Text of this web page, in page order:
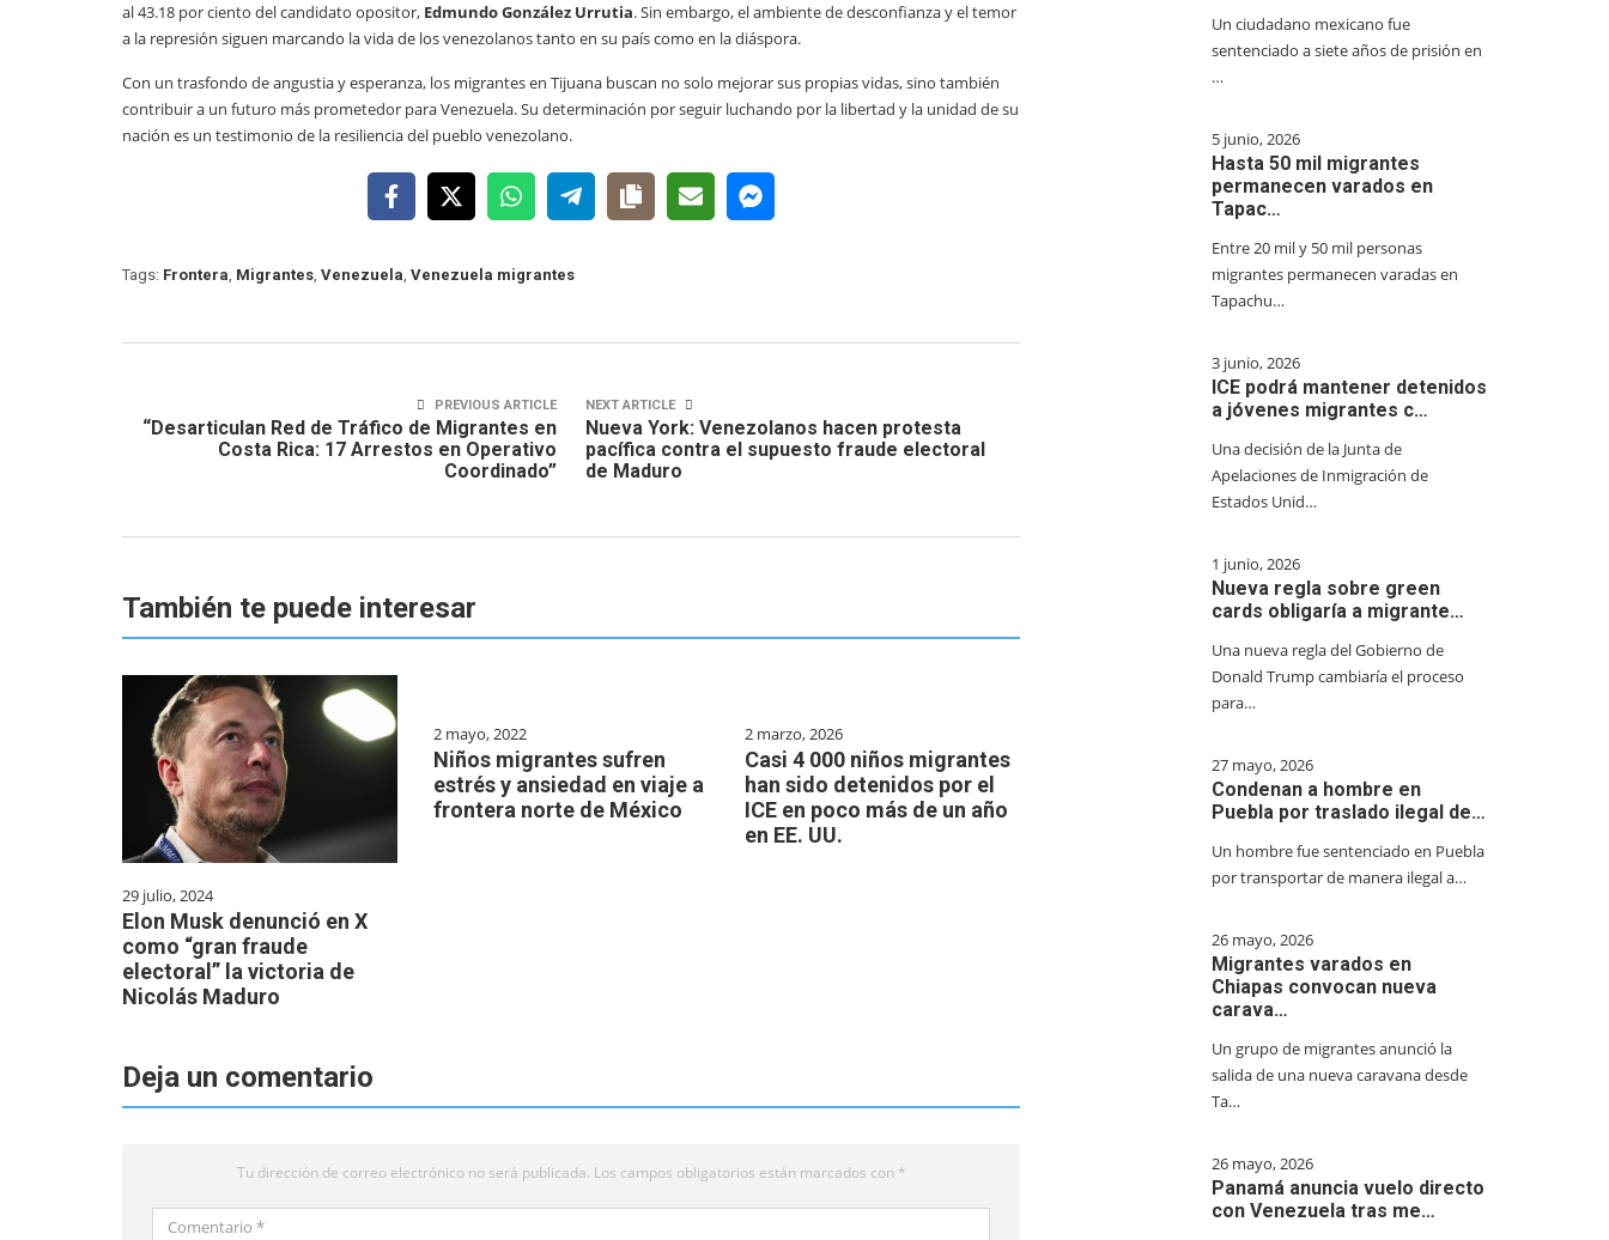
al 43.18 por ciento del candidato opositor, Edmundo González Urrutia. Sin embargo, el ambiente de desconfianza y el temor
a la represión siguen marcando la vida de los venezolanos tanto en su país como en la diáspora.
Con un trasfondo de angustia y esperanza, los migrantes en Tijuana buscan no solo mejorar sus propias vidas, sino también
contribuir a un futuro más prometedor para Venezuela. Su determinación por seguir luchando por la libertad y la unidad de su
nación es un testimonio de la resiliencia del pueblo venezolano.
Tags: Frontera, Migrantes, Venezuela, Venezuela migrantes
PREVIOUS ARTICLE
“Desarticulan Red de Tráfico de Migrantes en
Costa Rica: 17 Arrestos en Operativo
Coordinado”
NEXT ARTICLE
Nueva York: Venezolanos hacen protesta
pacífica contra el supuesto fraude electoral
de Maduro
También te puede interesar
29 julio, 2024
Elon Musk denunció en X
como “gran fraude
electoral” la victoria de
Nicolás Maduro
2 mayo, 2022
Niños migrantes sufren
estrés y ansiedad en viaje a
frontera norte de México
2 marzo, 2026
Casi 4 000 niños migrantes
han sido detenidos por el
ICE en poco más de un año
en EE. UU.
Deja un comentario
Tu dirección de correo electrónico no será publicada. Los campos obligatorios están marcados con *
Comentario
Un ciudadano mexicano fue
sentenciado a siete años de prisión en
…
5 junio, 2026
Hasta 50 mil migrantes
permanecen varados en
Tapac…
Entre 20 mil y 50 mil personas
migrantes permanecen varadas en
Tapachu…
3 junio, 2026
ICE podrá mantener detenidos
a jóvenes migrantes c…
Una decisión de la Junta de
Apelaciones de Inmigración de
Estados Unid…
1 junio, 2026
Nueva regla sobre green
cards obligaría a migrante…
Una nueva regla del Gobierno de
Donald Trump cambiaría el proceso
para…
27 mayo, 2026
Condenan a hombre en
Puebla por traslado ilegal de…
Un hombre fue sentenciado en Puebla
por transportar de manera ilegal a…
26 mayo, 2026
Migrantes varados en
Chiapas convocan nueva
carava…
Un grupo de migrantes anunció la
salida de una nueva caravana desde
Ta…
26 mayo, 2026
Panamá anuncia vuelo directo
con Venezuela tras me…